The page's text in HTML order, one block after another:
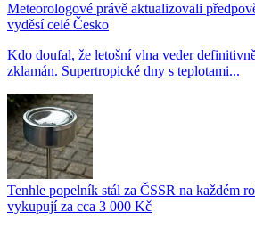
Meteorologové právě aktualizovali
vyděsí celé Česko
Kdo doufal, že letošní vlna veder
zklamán. Supertropické dny s teplotami...
Tenhle popelník stál za ČSSR na každém
vykupují za cca 3 000 Kč